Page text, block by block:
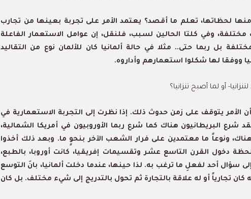
لحظاتها، تعلم ما أقصد؟ يعتمد الأمر على تجربة بعينها من تجارب
مختلفة، وفي كلتا الحالين لسبب، فلنقل، إن عوامل الاستعمار الفاعلة
مختلفة بل ربما حتى.. مثلا في حالة ألمانيا كان للألمان نوع من التقاليد
ووفقا لها شكلوا استعمارهم وأداروه.
أو لما أصبح تنزانيا؟
الأمر يتوقف على زمن حدوث ذلك. إذا نظرت إلى التجربة الاستعمارية في
شرع البريطانيون هناك كما شرع ربما الأوروبيون في أمريكا الشمالية،
ونوعاً ما معتمدين على فرار الشعب الآخر بنحوٍ ما. وبعد ذلك أخذوا
دخول القرن التاسع عشر وتقسيمات إفريقيا، كانت أوروبا، بالطبع،
سؤال أحد لفعلِ ما ترغب به. لذا حينها، عندما دخلت ألمانيا، بانَ التوسع
كان تجارياً أو له علاقة بالتجارة ثم تحول بالتدريج إلى شيء مختلف. بل كان